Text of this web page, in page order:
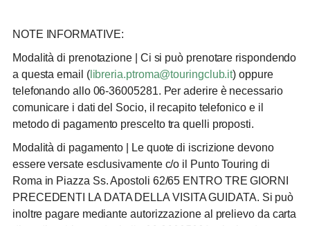
NOTE INFORMATIVE:
Modalità di prenotazione | Ci si può prenotare rispondendo
a questa email (libreria.ptroma@touringclub.it) oppure
telefonando allo 06-36005281. Per aderire è necessario
comunicare i dati del Socio, il recapito telefonico e il
metodo di pagamento prescelto tra quelli proposti.
Modalità di pagamento | Le quote di iscrizione devono
essere versate esclusivamente c/o il Punto Touring di
Roma in Piazza Ss. Apostoli 62/65 ENTRO TRE GIORNI
PRECEDENTI LA DATA DELLA VISITA GUIDATA. Si può
inoltre pagare mediante autorizzazione al prelievo da carta